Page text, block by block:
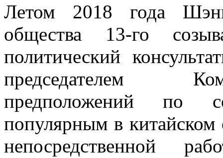
Летом 2018 года
общества 13-го
политический
председателем
предположений по
популярным в китайском
непосредственной